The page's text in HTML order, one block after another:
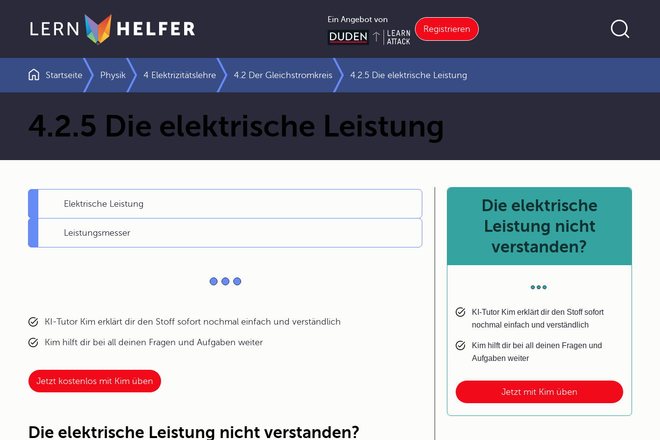
Ein Angebot von
Registrieren
Pfadnavigation
Startseite Physik 4 Elektrizitätslehre 4.2 Der Gleichstromkreis 4.2.5 Die elektrische Leistung
4.2.5 Die elektrische Leistung
Elektrische Leistung
Leistungsmesser
KI-Tutor Kim erklärt dir den Stoff sofort nochmal einfach und verständlich
Kim hilft dir bei all deinen Fragen und Aufgaben weiter
Jetzt kostenlos mit Kim üben
Die elektrische Leistung nicht verstanden?
Jetzt mit Kim üben
Die elektrische
Leistung nicht
verstanden?
KI-Tutor Kim erklärt dir den Stoff sofort
nochmal einfach und verständlich
Kim hilft dir bei all deinen Fragen und
Aufgaben weiter